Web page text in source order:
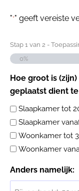
"*" geeft vereiste
Stap 1 van 2 -
0%
Hoe groot is
geplaatst dient
Slaapkamer tot
Slaapkamer
Woonkamer tot
Woonkamer
Anders namelijk: